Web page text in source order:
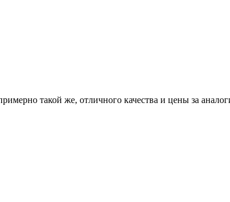
такой же, отличного качества и цены за